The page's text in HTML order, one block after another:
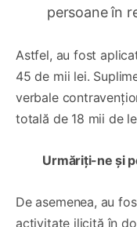
persoane în
Astfel, au fost
45 de mii lei.
verbale
totală de 18 mii de
Urmăriți-ne și
De asemenea, au
activitate ilicită în